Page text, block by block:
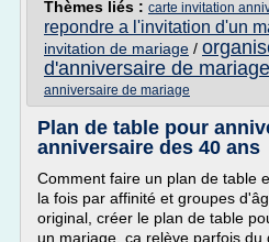
Thèmes liés : carte invitation
repondre a l'invitation d'un
invitation de mariage /
d'anniversaire de mariage
anniversaire de mariage
Plan de table pour
anniversaire des 40 ans
Comment faire un plan de table
la fois par affinité et groupes
original, créer le plan de table
un mariage, ça relève parfois